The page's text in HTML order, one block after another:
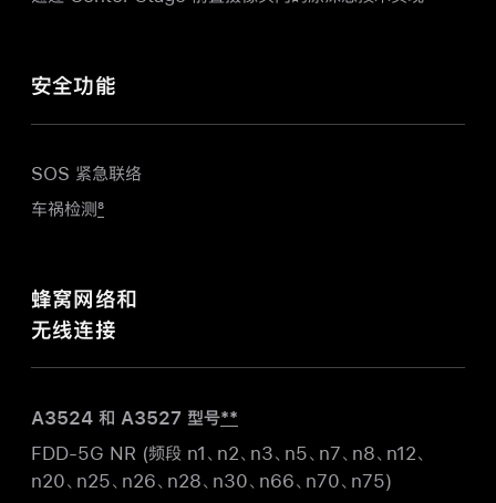
安全功能
SOS 紧急联络
车祸检测8
蜂窝网络和
无线连接
A3524 和 A3527 型号**
FDD-5G NR (频段 n1、n2、n3、n5、n7、n8、n12、
n20、n25、n26、n28、n30、n66、n70、n75)